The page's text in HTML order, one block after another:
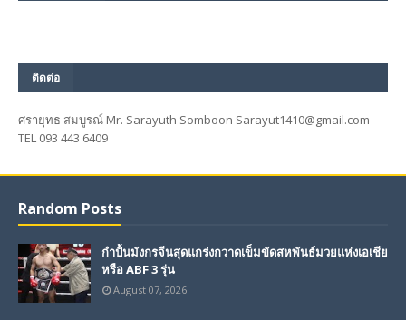
ติดต่อ
ศรายุทธ สมบูรณ์ Mr. Sarayuth Somboon Sarayut1410@gmail.com
TEL 093 443 6409
Random Posts
กำปั้นมังกรจีนสุดแกร่งกวาดเข็มขัดสหพันธ์มวยแห่งเอเชีย
หรือ ABF 3 รุ่น
August 07, 2026